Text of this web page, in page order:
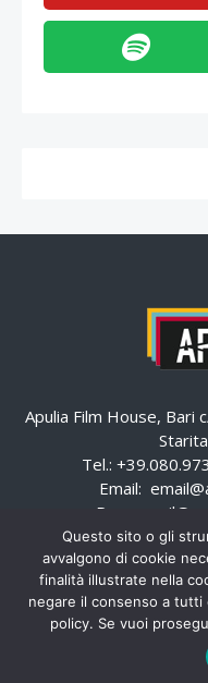
Apulia Film House, Bari
Tel.:
Email:
Pec:
Questo sito o gli
avvalgono di cookie
finalità illustrate nella
negare il consenso a tutti
policy. Se vuoi